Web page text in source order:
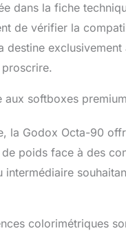
dans la fiche
de vérifier la
destine
softboxes
la Godox Octa-90
poids face à des
colorimétriques